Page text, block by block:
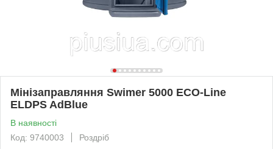
Мінізаправляння Swimer 5000 ECO-Line
ELDPS AdBlue
В наявності
Код: 9740003
Роздріб